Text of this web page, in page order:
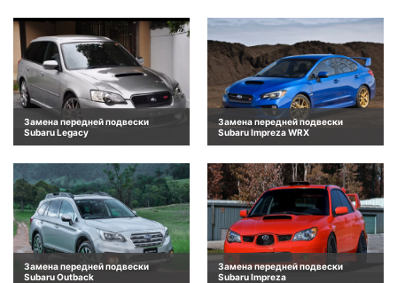
Замена передней подвески
Subaru Legacy
Замена передней подвески
Subaru Impreza WRX
Замена передней подвески
Subaru Outback
Замена передней подвески
Subaru Impreza